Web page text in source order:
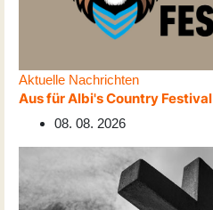
Aktuelle Nachrichten
Aus für Albi's Country Festival
08. 08. 2026